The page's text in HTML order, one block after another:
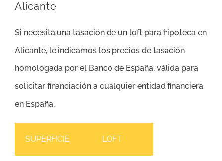
Alicante
Si necesita una tasación de un loft para hipoteca en
Alicante, le indicamos los precios de tasación
homologada por el Banco de España, válida para
solicitar financiación a cualquier entidad financiera
en España.
SUPERFICIE LOFT